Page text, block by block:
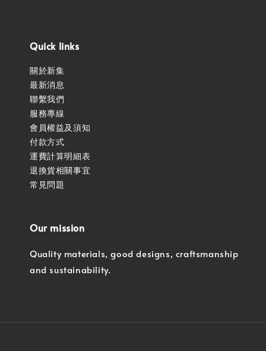
Quick links
關於新集
最新消息
聯繫我們
服務專線
會員權益及須知
付款方式
運費計算明細表
退換貨相關事宜
常見問題
Our mission
Quality materials, good designs, craftsmanship
and sustainability.